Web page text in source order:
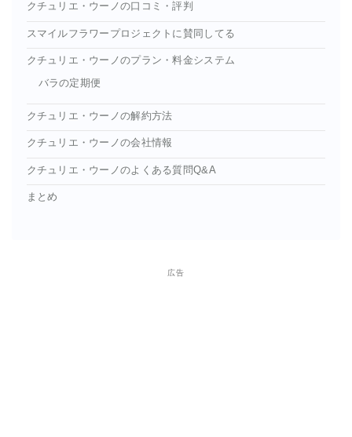
クチュリエ・ウーノの口コミ・評判
スマイルフラワープロジェクトに賛同してる
クチュリエ・ウーノのプラン・料金システム
バラの定期便
クチュリエ・ウーノの解約方法
クチュリエ・ウーノの会社情報
クチュリエ・ウーノのよくある質問Q&A
まとめ
広告